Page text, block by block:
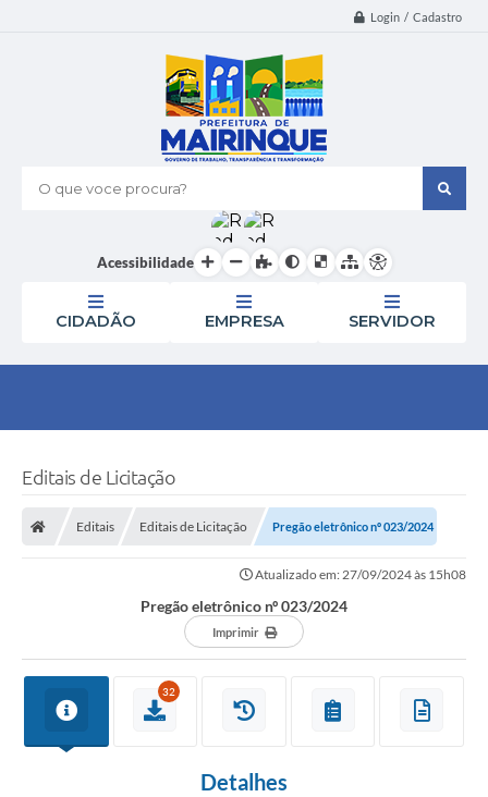
Login / Cadastro
O que voce procura?
Acessibilidade
CIDADÃO EMPRESA SERVIDOR
Editais de Licitação
Editais Editais de Licitação Pregão eletrônico nº 023/2024
Atualizado em: 27/09/2024 às 15h08
Pregão eletrônico nº 023/2024
Imprimir
32
Detalhes